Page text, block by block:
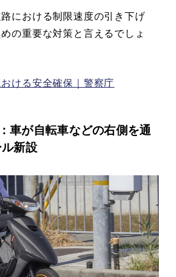
における制限速度の引き下げ
の重要な対策と言えるでしょ
ける安全確保｜警察庁
車が自転車などの右側を通
新設